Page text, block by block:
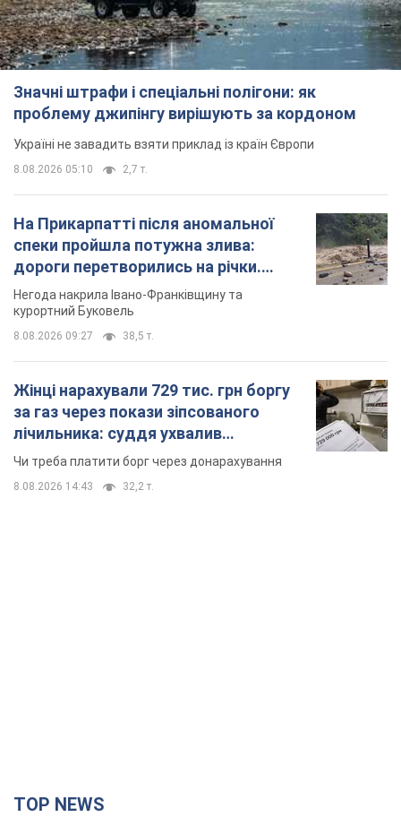
Значні штрафи і спеціальні полігони: як
проблему джипінгу вирішують за кордоном
Україні не завадить взяти приклад із країн Європи
8.08.2026 05:10 2,7 т.
На Прикарпатті після аномальної
спеки пройшла потужна злива:
дороги перетворились на річки.
Відео
Негода накрила Івано-Франківщину та
курортний Буковель
8.08.2026 09:27 38,5 т.
Жінці нарахували 729 тис. грн боргу
за газ через покази зіпсованого
лічильника: суддя ухвалив
неочікуване рішення
Чи треба платити борг через донарахування
8.08.2026 14:43 32,2 т.
TOP NEWS